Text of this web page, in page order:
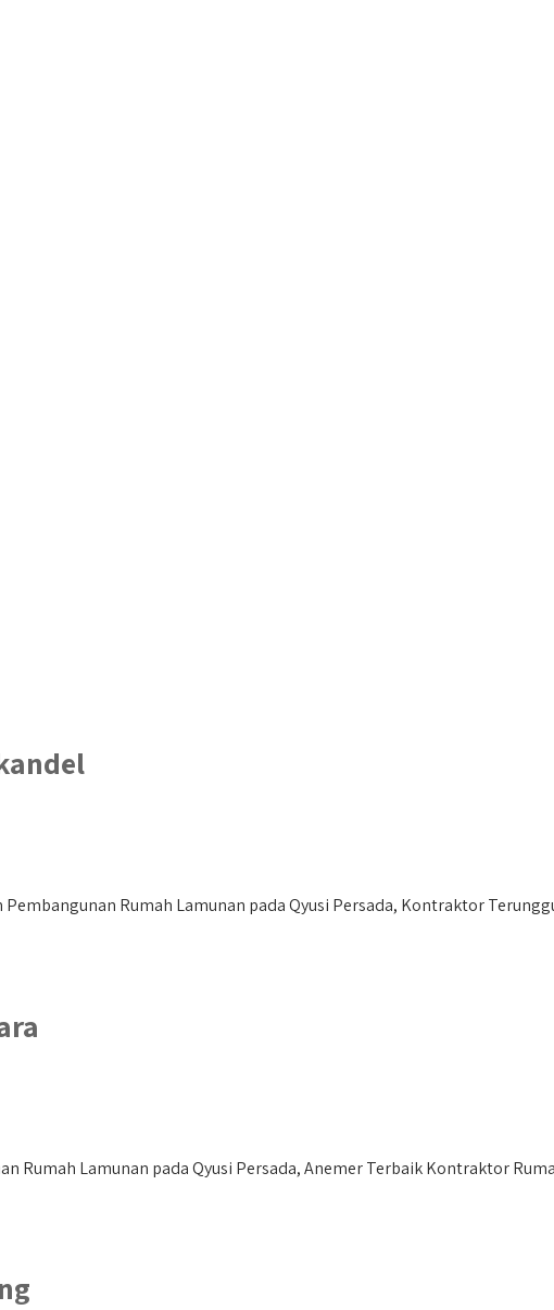
Rumah Lamunan pada Qyusi Persada, Kontraktor
Rumah Lamunan pada Qyusi Persada, Anemer Terbaik Kontraktor